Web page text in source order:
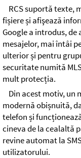
RCS suportă texte,
fișiere și afişează
Google a introdus,
mesajelor, mai întâi
ulterior și pentru
securitate numită
mult protecția.
Din acest motiv, un
modernă obișnuită,
telefon și
cineva de la cealaltă
revine automat la
utilizatorului.